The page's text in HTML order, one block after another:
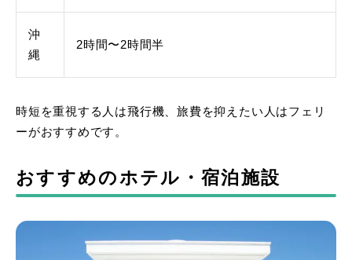
沖
縄
2時間〜2時間半
時短を重視する人は飛行機、旅費を抑えたい人はフェリ
ーがおすすめです。
おすすめのホテル・宿泊施設